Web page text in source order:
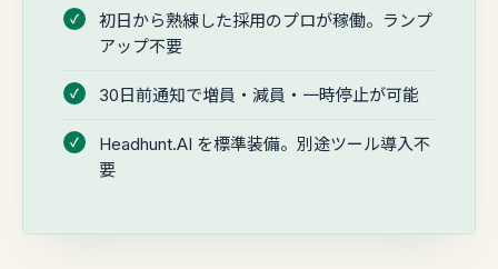
初日から熟練した採用のプロが稼働。ランプ
アップ不要
30日前通知で増員・減員・一時停止が可能
Headhunt.AI を標準装備。別途ツール導入不
要